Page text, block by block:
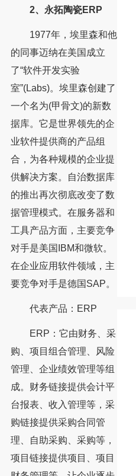
2、永拓陶瓷ERP
1977年，埃里森和他
的同事迈纳在美国成立
了“软件开发实验
室”(Labs)。埃里森创建了
一个名为(甲骨文)的新数
据库。它是世界领先的企
业软件提供商的产品组
合，为各种规模的企业提
供解决方案。自治数据库
的推出再次彻底改变了数
据管理模式。在服务器和
工具产品方面，主要竞争
对手是美国IBM和微软。
在企业应用软件领域，主
要竞争对手是德国SAP。
代表产品：ERP
ERP：它由财务、采
购、项目组合管理、风险
管理、企业绩效管理等组
成。财务链接提供会计平
台报表、收入管理等，采
购链接提供采购合同管
理、自助采购、采购等，
项目链接提供项目、项目